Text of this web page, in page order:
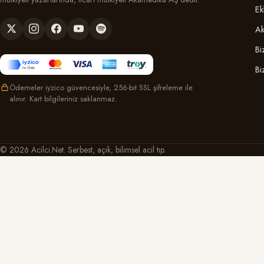
Ödemeler iyzico güvencesiyle, 256-bit SSL şifreleme ile
alınır. Kart bilgileriniz saklanmaz.
© 2026 Acilci.Net. Serbest, açık, bilimsel acil tıp.